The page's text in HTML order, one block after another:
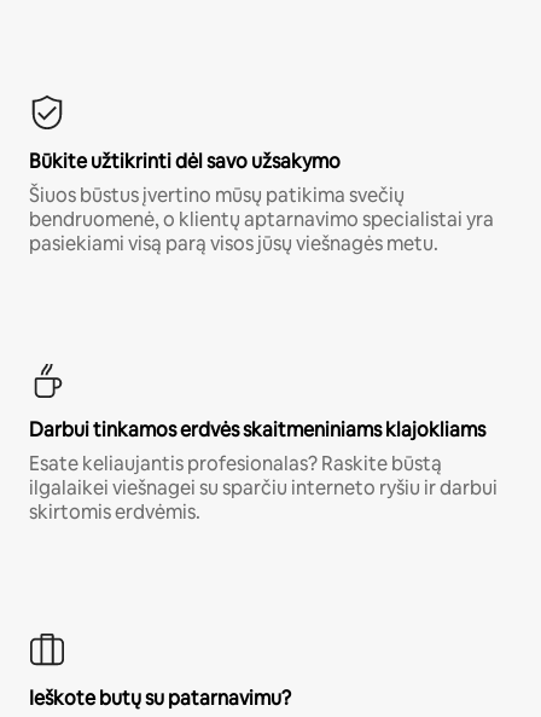
Būkite užtikrinti dėl savo užsakymo
Šiuos būstus įvertino mūsų patikima svečių
bendruomenė, o klientų aptarnavimo specialistai yra
pasiekiami visą parą visos jūsų viešnagės metu.
Darbui tinkamos erdvės skaitmeniniams klajokliams
Esate keliaujantis profesionalas? Raskite būstą
ilgalaikei viešnagei su sparčiu interneto ryšiu ir darbui
skirtomis erdvėmis.
Ieškote butų su patarnavimu?